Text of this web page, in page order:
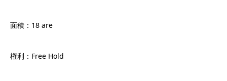
面積：18 are
権利：Free Hold